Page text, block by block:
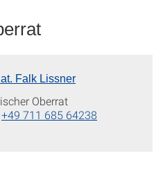
Falk Lissner
Oberrat
+49 711 685 64238